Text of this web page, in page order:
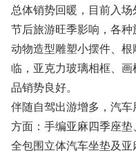
总体销势回暖，目前入
节后旅游旺季影响，各种
动物造型雕塑小摆件、
临，亚克力玻璃相框、
品销势良好。
伴随自驾出游增多，汽
方面：手编亚麻四季座
全包围立体汽车坐垫及